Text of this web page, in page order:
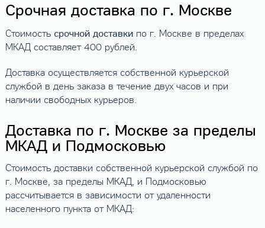
Срочная доставка по г. Москве
Стоимость срочной доставкипо г. Москве в пределах
МКАД составляет 400 рублей.
Доставка осуществляется собственной курьерской
службой в день заказа в течение двух часов и при
наличии свободных курьеров.
Доставка по г. Москве за пределы
МКАД и Подмосковью
Стоимость доставки собственной курьерской службой по
г. Москве, за пределы МКАД, и Подмосковью
рассчитывается в зависимости от удаленности
населенного пункта от МКАД: